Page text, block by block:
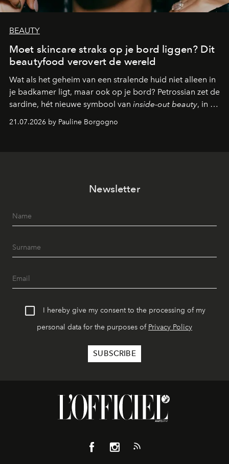
BEAUTY
Moet skincare straks op je bord liggen? Dit
beautyfood verovert de wereld
Wat als het geheim van een stralende huid niet alleen in
je badkamer ligt, maar ook op je bord? Petrossian zet de
sardine, hét nieuwe symbool van inside-out beauty, in de
21.07.2026 by Pauline Borgogno
Newsletter
I hereby give my consent to the processing of my
personal data for the purposes of Privacy Policy